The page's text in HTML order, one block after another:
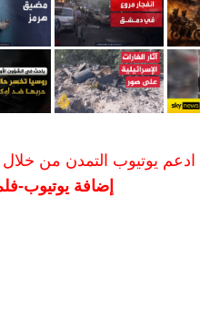
ادعم يوتيوب التمدن من خلال
إضافة يوتيوب-